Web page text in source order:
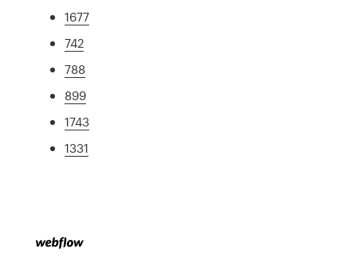
1677
742
788
899
1743
1331